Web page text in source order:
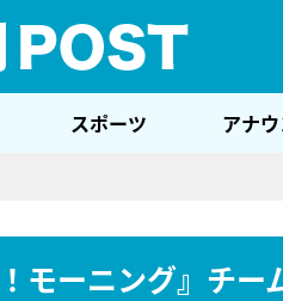
スポーツ アナ
モーニング』チー